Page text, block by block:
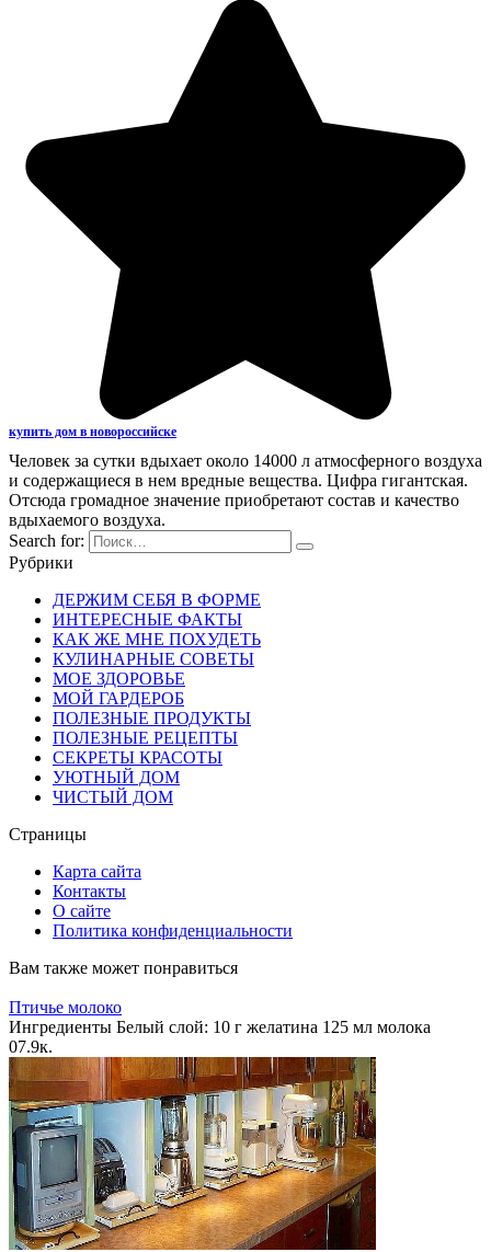
купить дом в новороссийске
Человек за сутки вдыхает около 14000 л атмосферного воздуха
и содержащиеся в нем вредные вещества. Цифра гигантская.
Отсюда громадное значение приобретают состав и качество
вдыхаемого воздуха.
Search for:
Рубрики
ДЕРЖИМ СЕБЯ В ФОРМЕ
ИНТЕРЕСНЫЕ ФАКТЫ
КАК ЖЕ МНЕ ПОХУДЕТЬ
КУЛИНАРНЫЕ СОВЕТЫ
МОЕ ЗДОРОВЬЕ
МОЙ ГАРДЕРОБ
ПОЛЕЗНЫЕ ПРОДУКТЫ
ПОЛЕЗНЫЕ РЕЦЕПТЫ
СЕКРЕТЫ КРАСОТЫ
УЮТНЫЙ ДОМ
ЧИСТЫЙ ДОМ
Страницы
Карта сайта
Контакты
О сайте
Политика конфиденциальности
Вам также может понравиться
Птичье молоко
Ингредиенты Белый слой: 10 г желатина 125 мл молока
07.9к.